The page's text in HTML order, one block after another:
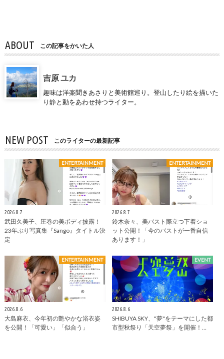
ABOUT この記事をかいた人
吉原 ユカ
趣味は洋楽聞きあさりと美術館巡り。登山したり絵を描いた
り静と動をあわせ持つライター。
NEW POST このライターの最新記事
ENTERTAINMENT
2026.8.7
武田久美子、圧巻の美ボディ披露！
23年ぶり写真集『Sango』タイトル決
定
ENTERTAINMENT
2026.8.7
鈴木奈々、美バスト際立つ下着ショ
ット公開！「今のバストが一番自信
あります！」
ENTERTAINMENT
2026.8.6
大島麻衣、今年初の艶やかな浴衣姿
を公開！「可愛い」「似合う」
EVENT
2026.8.6
SHIBUYA SKY、"夢"をテーマにした都
市型秋祭り「天空夢祭」を開催！…